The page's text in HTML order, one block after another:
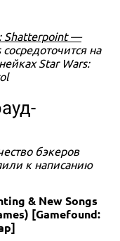
Shatterpoint —
на
Star Wars:
бэкеров
к написанию
& New Songs
[Gamefound: